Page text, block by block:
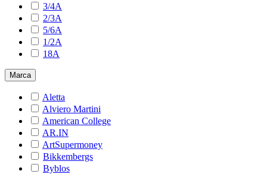
3/4A
2/3A
5/6A
1/2A
18A
Marca
Aletta
Alviero Martini
American College
AR.IN
ArtSupermoney
Bikkembergs
Byblos